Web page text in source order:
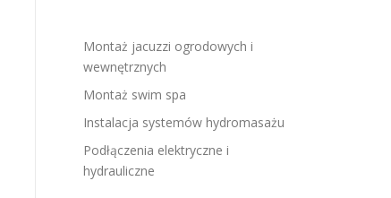
Montaż jacuzzi ogrodowych i
wewnętrznych
Montaż swim spa
Instalacja systemów hydromasażu
Podłączenia elektryczne i
hydrauliczne